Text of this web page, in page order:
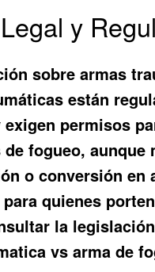
y
sobre armas
están
permisos
de fogueo,
o conversión en
quienes
la
vs arma de